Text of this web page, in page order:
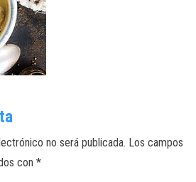
no será publicada. Los campos
con *